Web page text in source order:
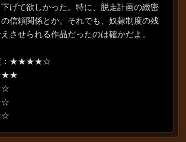
げて欲しかった。特に、脱走計画の緻密
信頼関係とか。それでも、奴隷制度の残
させられる作品だったのは確かだよ。
度：★★★★☆